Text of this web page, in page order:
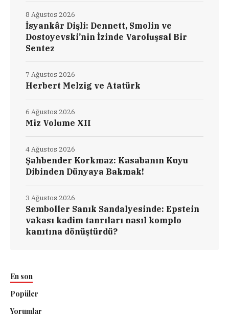
İsyankâr Dişli: Dennett, Smolin ve
Dostoyevski’nin İzinde Varoluşsal Bir
Sentez
8 Ağustos 2026
Herbert Melzig ve Atatürk
7 Ağustos 2026
Miz Volume XII
6 Ağustos 2026
Şahbender Korkmaz: Kasabanın Kuyu
Dibinden Dünyaya Bakmak!
4 Ağustos 2026
Semboller Sanık Sandalyesinde: Epstein
vakası kadim tanrıları nasıl komplo
kanıtına dönüştürdü?
3 Ağustos 2026
En son
Popüler
Yorumlar